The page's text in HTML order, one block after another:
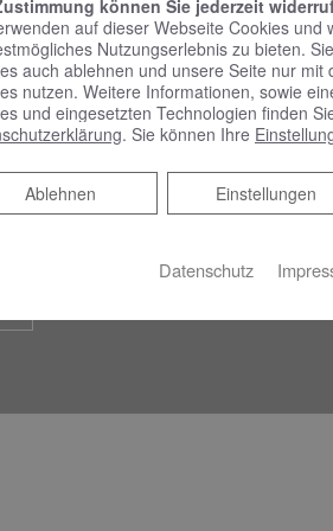
Online Termine anfragen!
können Sie jederzeit
auf dieser Webseite Cookies und
Nutzungserlebnis zu bieten.
auch ablehnen und unsere Seite nur mit
nutzen. Weitere Informationen, sowie
und eingesetzten Technologien finden
. Sie können Ihre
Einstellungen
Ablehnen
Ablehnen
Datenschutz